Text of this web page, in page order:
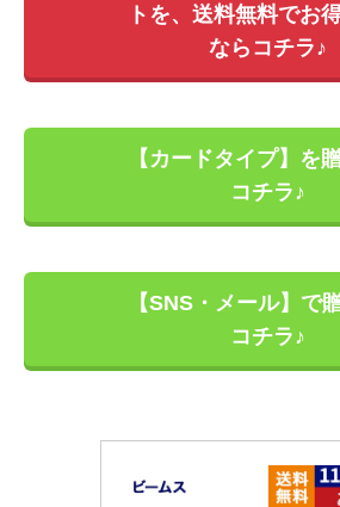
トを、送料無料でお
ならコチラ♪
【カードタイプ】を
コチラ♪
【SNS・メール】で
コチラ♪